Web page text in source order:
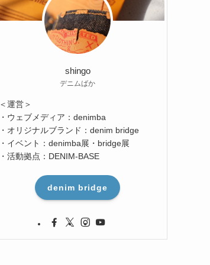
shingo
デニムばか
＜運営＞
・ウェブメディア：denimba
・オリジナルブランド：denim bridge
・イベント：denimba展・bridge展
・活動拠点：DENIM-BASE
denim bridge